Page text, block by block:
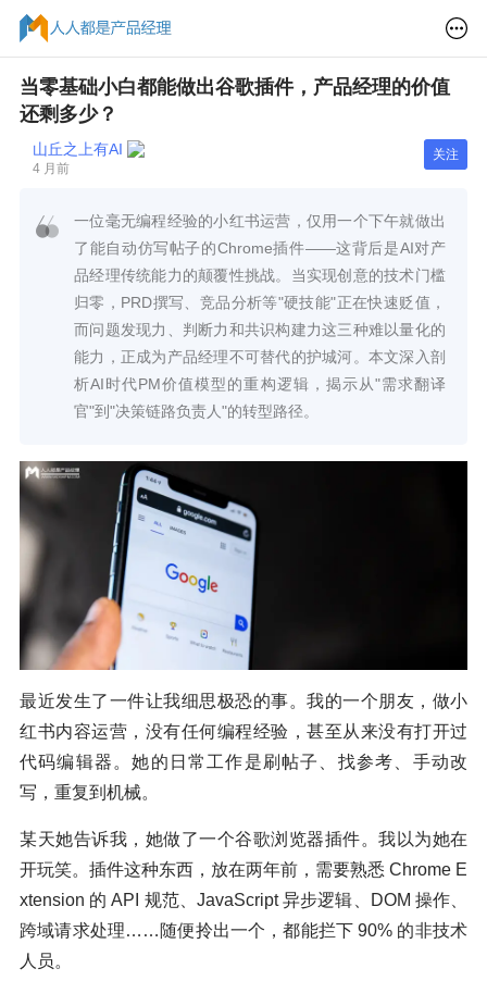
当零基础小白都能做出谷歌插件，产品经理的价值
还剩多少？
山丘之上有AI
4 月前
关注
一位毫无编程经验的小红书运营，仅用一个下午就做出
了能自动仿写帖子的Chrome插件——这背后是AI对产
品经理传统能力的颠覆性挑战。当实现创意的技术门槛
归零，PRD撰写、竞品分析等"硬技能"正在快速贬值，
而问题发现力、判断力和共识构建力这三种难以量化的
能力，正成为产品经理不可替代的护城河。本文深入剖
析AI时代PM价值模型的重构逻辑，揭示从"需求翻译
官"到"决策链路负责人"的转型路径。
最近发生了一件让我细思极恐的事。我的一个朋友，做小
红书内容运营，没有任何编程经验，甚至从来没有打开过
代码编辑器。她的日常工作是刷帖子、找参考、手动改
写，重复到机械。
某天她告诉我，她做了一个谷歌浏览器插件。我以为她在
开玩笑。插件这种东西，放在两年前，需要熟悉 Chrome E
xtension 的 API 规范、JavaScript 异步逻辑、DOM 操作、
跨域请求处理……随便拎出一个，都能拦下 90% 的非技术
人员。